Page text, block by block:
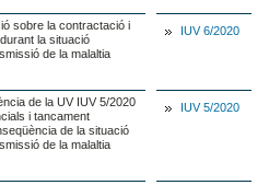
sobre la contractació i
la situació
de la malaltia
IUV 6/2020
de la UV IUV 5/2020
i tancament
de la situació
de la malaltia
IUV 5/2020